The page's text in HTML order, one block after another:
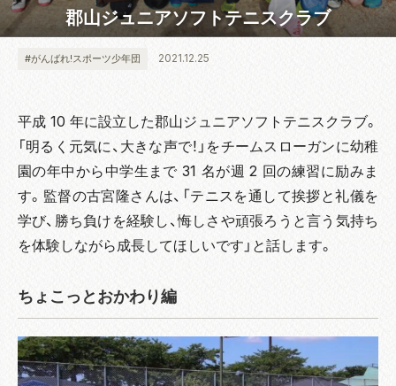
郡山ジュニアソフトテニスクラブ
#がんばれ!スポーツ少年団 2021.12.25
平成 10 年に設立した郡山ジュニアソフトテニスクラブ。
「明るく元気に、大きな声で！」をチームスローガンに幼稚
園の年中から中学生まで 31 名が週 2 回の練習に励みま
す。監督の古宮隆さんは、「テニスを通して挨拶と礼儀を
学び、勝ち負けを経験し、悔しさや頑張ろうと言う気持ち
を体験しながら成長してほしいです」と話します。
ちょこっとおかわり編